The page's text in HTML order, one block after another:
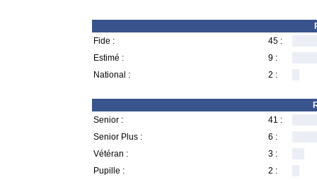
Fide :
45 :
Estimé :
9 :
National :
2 :
Senior :
41 :
Senior Plus :
6 :
Vétéran :
3 :
Pupille :
2 :